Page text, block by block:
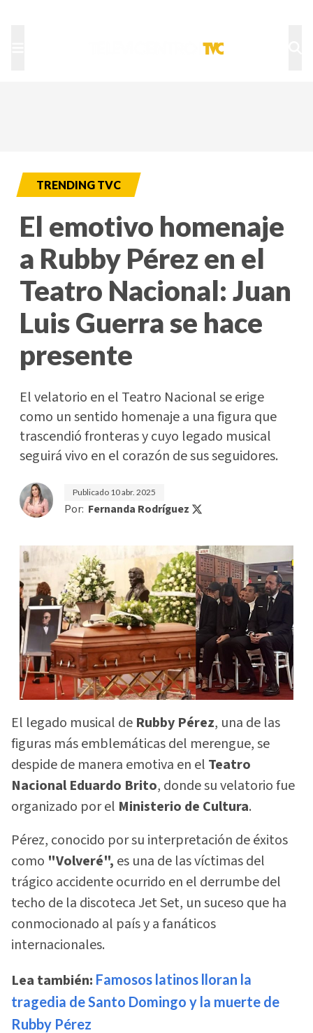
TRENDING TVC
El emotivo homenaje
a Rubby Pérez en el
Teatro Nacional: Juan
Luis Guerra se hace
presente
El velatorio en el Teatro Nacional se erige
como un sentido homenaje a una figura que
trascendió fronteras y cuyo legado musical
seguirá vivo en el corazón de sus seguidores.
Publicado 10 abr. 2025
Por: Fernanda Rodríguez
El legado musical de Rubby Pérez, una de las
figuras más emblemáticas del merengue, se
despide de manera emotiva en el Teatro
Nacional Eduardo Brito, donde su velatorio fue
organizado por el Ministerio de Cultura.
Pérez, conocido por su interpretación de éxitos
como "Volveré", es una de las víctimas del
trágico accidente ocurrido en el derrumbe del
techo de la discoteca Jet Set, un suceso que ha
conmocionado al país y a fanáticos
internacionales.
Lea también: Famosos latinos lloran la
tragedia de Santo Domingo y la muerte de
Rubby Pérez